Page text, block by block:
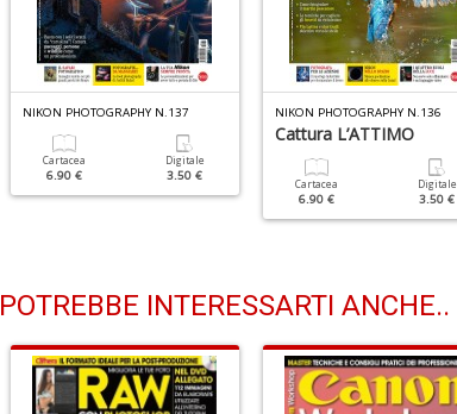
NIKON PHOTOGRAPHY N.137
Cartacea
6.90 €
Digitale
3.50 €
NIKON PHOTOGRAPHY N.136
Cattura L’ATTIMO
Cartacea
6.90 €
Digitale
3.50 €
POTREBBE INTERESSARTI ANCHE..